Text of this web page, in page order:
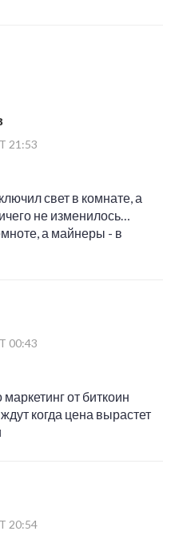
21:53
свет в комнате, а
не изменилось…
а майнеры - в
00:43
от биткоин
когда цена вырастет
20:54